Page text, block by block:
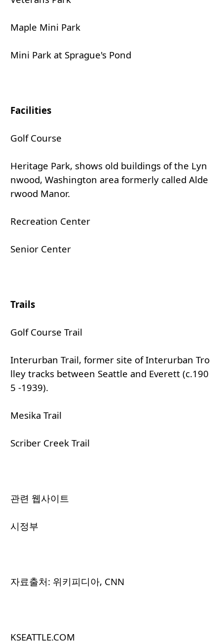
Maple Mini Park
Mini Park at Sprague's Pond
Facilities
Golf Course
Heritage Park, shows old buildings of the Lyn
nwood, Washington area formerly called Alde
rwood Manor.
Recreation Center
Senior Center
Trails
Golf Course Trail
Interurban Trail, former site of Interurban Tro
lley tracks between Seattle and Everett (c.190
5 -1939).
Mesika Trail
Scriber Creek Trail
관련 웹사이트
시정부
자료출처: 위키피디아, CNN
KSEATTLE.COM